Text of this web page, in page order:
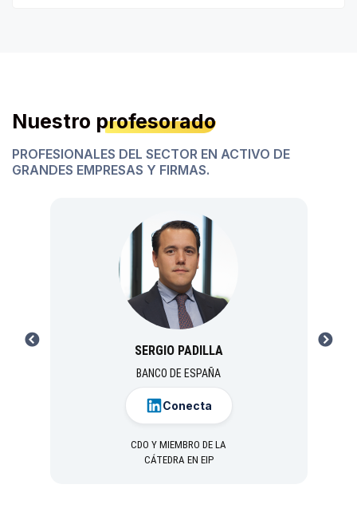
Nuestro profesorado
PROFESIONALES DEL SECTOR EN ACTIVO DE
GRANDES EMPRESAS Y FIRMAS.
PREVIOUS SERGIO PADILLA
BANCO DE ESPAÑA
Conecta
CDO Y MIEMBRO DE LA
CÁTEDRA EN EIP
NEXT